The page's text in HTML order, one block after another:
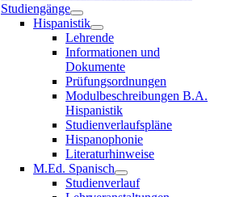
Studiengänge
Hispanistik
Lehrende
Informationen und
Dokumente
Prüfungsordnungen
Modulbeschreibungen B.A.
Hispanistik
Studienverlaufspläne
Hispanophonie
Literaturhinweise
M.Ed. Spanisch
Studienverlauf